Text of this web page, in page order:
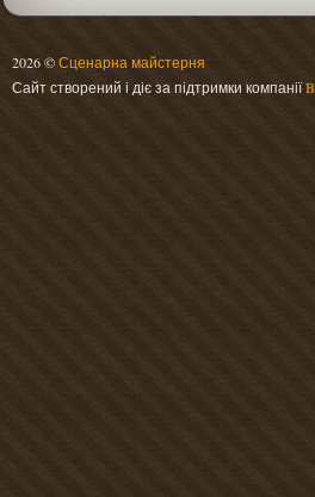
2026 ©Сценарна майстерня
Сайт створений і діє за підтримки компанії